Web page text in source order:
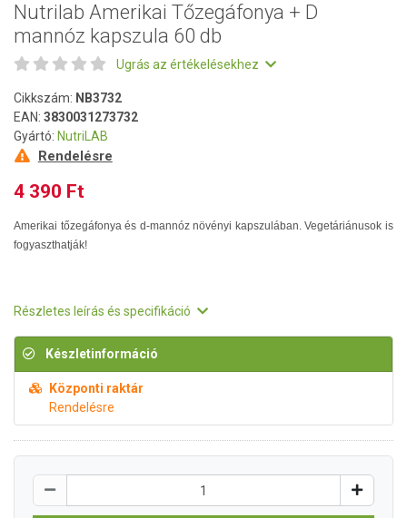
Nutrilab Amerikai Tőzegáfonya + D
mannóz kapszula 60 db
Ugrás az értékelésekhez
Cikkszám: NB3732
EAN: 3830031273732
Gyártó: NutriLAB
Rendelésre
4 390 Ft
Amerikai tőzegáfonya és d-mannóz növényi kapszulában. Vegetáriánusok is
fogyaszthatják!
Részletes leírás és specifikáció
Készletinformáció
Központi raktár
Rendelésre